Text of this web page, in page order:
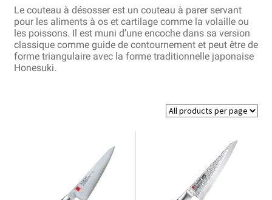
Contact
Demande de devis
Expédition le jour même
Le couteau à désosser est un couteau à parer servant
pour les aliments à os et cartilage comme la volaille ou
les poissons. Il est muni d’une encoche dans sa version
classique comme guide de contournement et peut être de
forme triangulaire avec la forme traditionnelle japonaise
Honesuki.